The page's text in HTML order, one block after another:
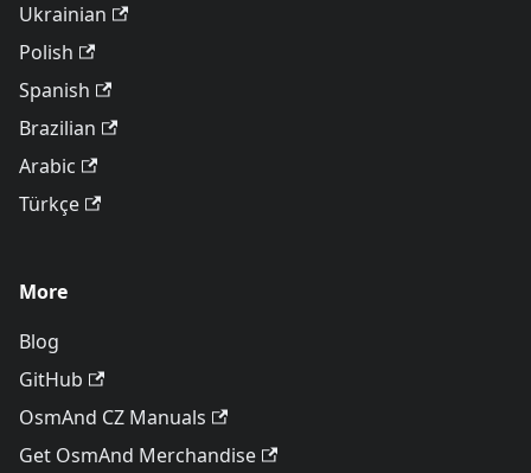
Ukrainian
Polish
Spanish
Brazilian
Arabic
Türkçe
More
Blog
GitHub
OsmAnd CZ Manuals
Get OsmAnd Merchandise